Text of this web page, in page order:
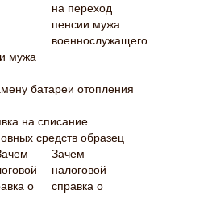
мужа
батареи отопления
на списание
средств образец
Зачем
налоговой
справка о